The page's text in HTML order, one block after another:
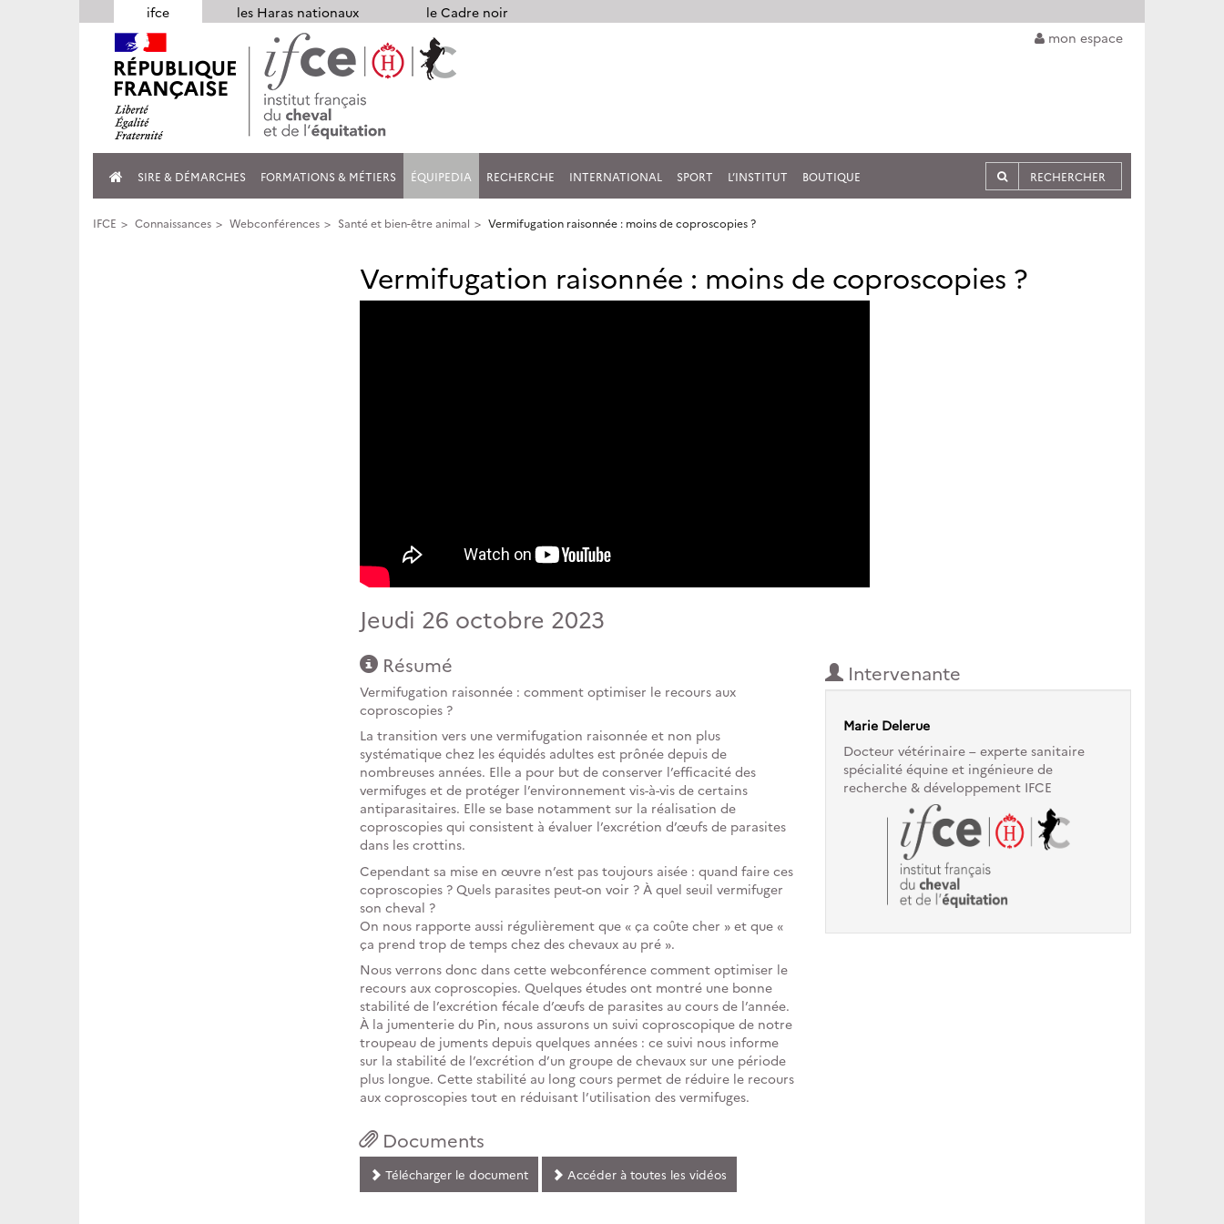
ifce les Haras nationaux
le Cadre noir
mon espace
SIRE & DÉMARCHES FORMATIONS & MÉTIERS ÉQUIPEDIA RECHERCHE INTERNATIONAL SPORT L’INSTITUT BOUTIQUE
IFCE Connaissances Webconférences Santé et bien-être animal Vermifugation raisonnée : moins de coproscopies ?
Vermifugation raisonnée : moins de coproscopies ?
Jeudi 26 octobre 2023
Résumé
Vermifugation raisonnée : comment optimiser le recours aux
coproscopies ?
La transition vers une vermifugation raisonnée et non plus
systématique chez les équidés adultes est prônée depuis de
nombreuses années. Elle a pour but de conserver l’efficacité des
vermifuges et de protéger l’environnement vis-à-vis de certains
antiparasitaires. Elle se base notamment sur la réalisation de
coproscopies qui consistent à évaluer l’excrétion d’œufs de parasites
dans les crottins.
Cependant sa mise en œuvre n’est pas toujours aisée : quand faire ces
coproscopies ? Quels parasites peut-on voir ? À quel seuil vermifuger
son cheval ?
On nous rapporte aussi régulièrement que « ça coûte cher » et que «
ça prend trop de temps chez des chevaux au pré ».
Nous verrons donc dans cette webconférence comment optimiser le
recours aux coproscopies. Quelques études ont montré une bonne
stabilité de l’excrétion fécale d’œufs de parasites au cours de l’année.
À la jumenterie du Pin, nous assurons un suivi coproscopique de notre
troupeau de juments depuis quelques années : ce suivi nous informe
sur la stabilité de l’excrétion d’un groupe de chevaux sur une période
plus longue. Cette stabilité au long cours permet de réduire le recours
aux coproscopies tout en réduisant l’utilisation des vermifuges.
Intervenante
Marie Delerue
Docteur vétérinaire – experte sanitaire
spécialité équine et ingénieure de
recherche & développement IFCE
Documents
Télécharger le document Accéder à toutes les vidéos
Panneau de gestion des cookies